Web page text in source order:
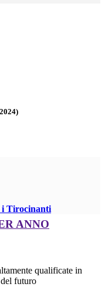
i Tirocinanti
ANNO
qualificate in
futuro